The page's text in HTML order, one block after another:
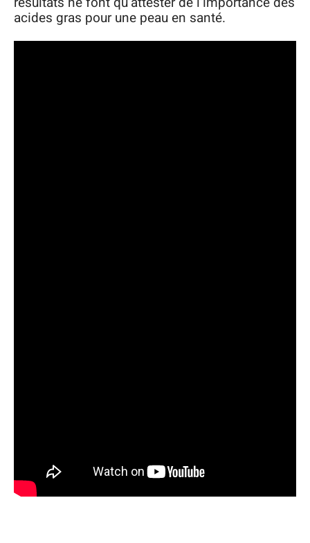
acides gras pour une peau en santé.